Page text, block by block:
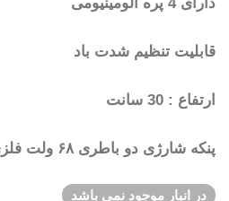
قابلیت تنظیم شدت باد
ارتفاع : 30 سانت
پنکه شارژی دو باطری ۶۸ ولت فلزی مدل Gd-S90
در انبار موجود نمی باشد